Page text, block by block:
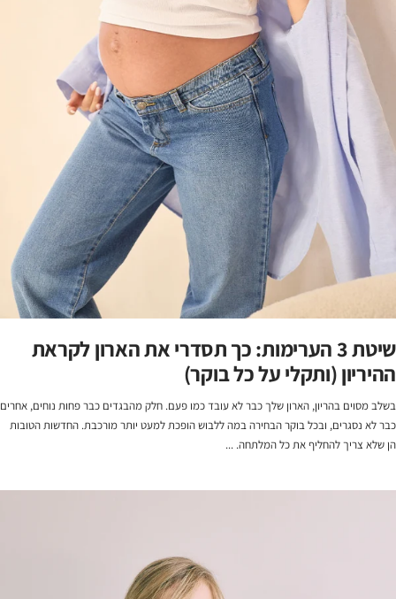
שיטת 3 הערימות: כך תסדרי את הארון לקראת
ההיריון (ותקלי על כל בוקר)
בשלב מסוים בהריון, הארון שלך כבר לא עובד כמו פעם. חלק מהבגדים כבר פחות נוחים, אחרים
כבר לא נסגרים, ובכל בוקר הבחירה במה ללבוש הופכת למעט יותר מורכבת. החדשות הטובות
הן שלא צריך להחליף את כל המלתחה. ...